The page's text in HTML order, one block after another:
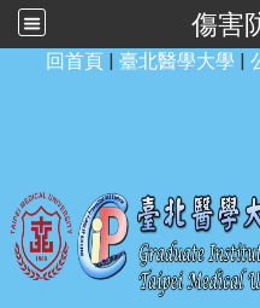
傷害
回首頁 | 臺北醫學大學 |